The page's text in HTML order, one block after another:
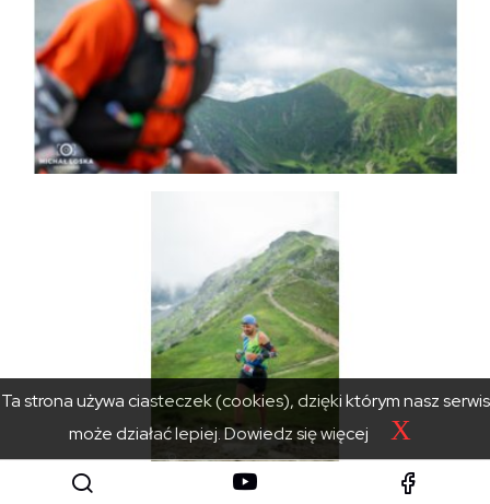
Ta strona używa ciasteczek (cookies), dzięki którym nasz serwis
może działać lepiej.Dowiedz się więcej X